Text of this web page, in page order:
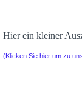
Hier ein kleiner
(Klicken Sie hier um zu